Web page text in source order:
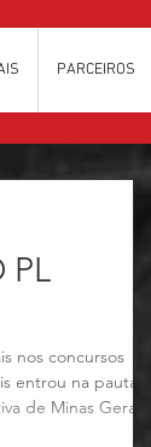
PARCEIROS
PL
nos concursos
entrou na pauta
de Minas Gerais